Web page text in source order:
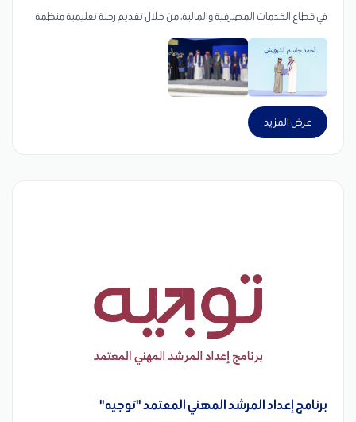
في قطاع الخدمات المصرفية والمالية، من خلال تقديم رحلة تعليمية منظمة
تجمع بين المعرفة الأكاديمية والتطبيق العملي، بما يمكّن المشاركين من بناء
أساس قوي في مجالات المالية والمصارف والأعمال. وانطلاقًا من توافقه مع
رؤية قطر الوطنية 2030، يدعم البرنامج تطوير كفاءات وطنية مؤهلة قادرة
على المساهمة في نمو القطاع المالي في الدولة، وذلك عبر مزيج من التعلم
النظري ودراسات الحالة الواقعية والجلسات التفاعلية. ويتدرج المشاركون عبر
عرض المزيد
برنامج إعداد المرشد المهني المعتمد "توجيه"